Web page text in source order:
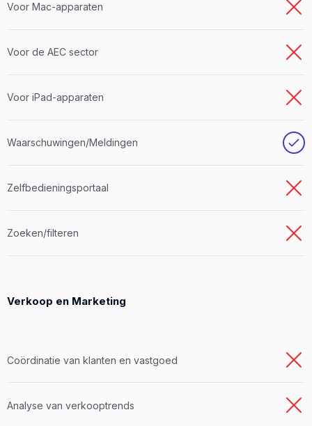
Voor Mac-apparaten
Voor de AEC sector
Voor iPad-apparaten
Waarschuwingen/Meldingen
Zelfbedieningsportaal
Zoeken/filteren
Verkoop en Marketing
Coördinatie van klanten en vastgoed
Analyse van verkooptrends